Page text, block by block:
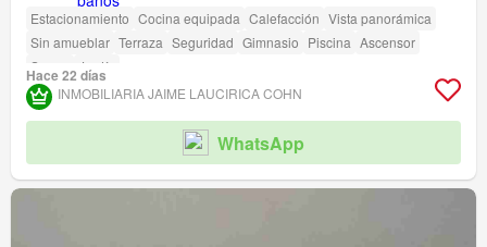
Estacionamiento Cocina equipada Calefacción Vista panorámica
Sin amueblar Terraza Seguridad Gimnasio Piscina Ascensor
Sauna
Jardín
Hace 22 días
INMOBILIARIA JAIME LAUCIRICA COHN
WhatsApp